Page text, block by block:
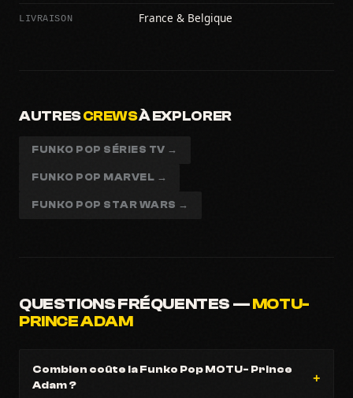
LIVRAISON France & Belgique
AUTRESCREWSÀ EXPLORER
FUNKO POP SÉRIES TV →
FUNKO POP MARVEL →
FUNKO POP STAR WARS →
QUESTIONS FRÉQUENTES —MOTU-
PRINCE ADAM
Combien coûte la Funko Pop MOTU- Prince
Adam ?